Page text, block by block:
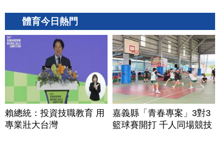
體育今日熱門
賴總統：投資技職教育 用
專業壯大台灣
嘉義縣「青春專案」3對3
籃球賽開打 千人同場競技